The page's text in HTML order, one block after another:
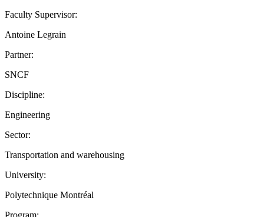
Faculty Supervisor:
Antoine Legrain
Partner:
SNCF
Discipline:
Engineering
Sector:
Transportation and warehousing
University:
Polytechnique Montréal
Program: